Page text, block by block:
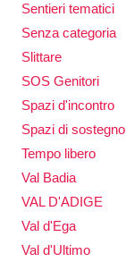
Sentieri tematici
Senza categoria
Slittare
SOS Genitori
Spazi d'incontro
Spazi di sostegno
Tempo libero
Val Badia
VAL D'ADIGE
Val d'Ega
Val d'Ultimo